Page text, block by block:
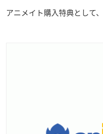
アニメイト購入特典として